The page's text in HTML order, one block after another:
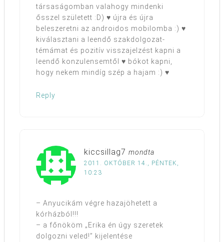
társaságomban valahogy mindenki
ősszel született :D) ♥ újra és újra
beleszeretni az androidos mobilomba :) ♥
kiválasztani a leendő szakdolgozat-
témámat és pozitív visszajelzést kapni a
leendő konzulensemtől ♥ bókot kapni,
hogy nekem mindíg szép a hajam :) ♥
Reply
kiccsillag7 mondta
2011. OKTÓBER 14., PÉNTEK,
10:23
– Anyucikám végre hazajöhetett a
kórházból!!!
– a főnököm „Erika én úgy szeretek
dolgozni veled!” kijelentése